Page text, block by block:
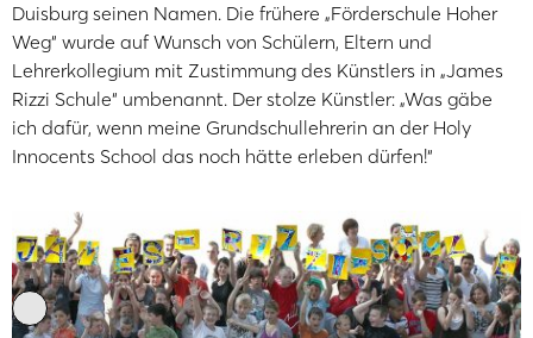
Duisburg seinen Namen. Die frühere „Förderschule Hoher
Weg“ wurde auf Wunsch von Schülern, Eltern und
Lehrerkollegium mit Zustimmung des Künstlers in „James
Rizzi Schule“ umbenannt. Der stolze Künstler: „Was gäbe
ich dafür, wenn meine Grundschullehrerin an der Holy
Innocents School das noch hätte erleben dürfen!“